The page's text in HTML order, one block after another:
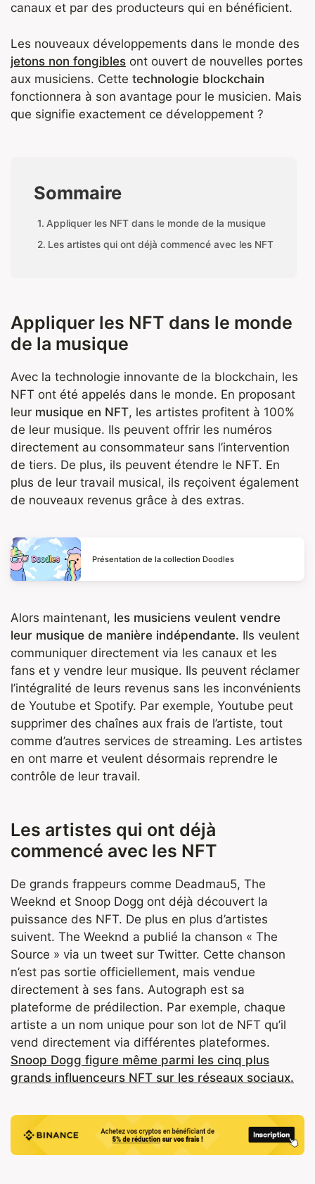
canaux et par des producteurs qui en bénéficient.
Les nouveaux développements dans le monde des
jetons non fongibles ont ouvert de nouvelles portes
aux musiciens. Cette technologie blockchain
fonctionnera à son avantage pour le musicien. Mais
que signifie exactement ce développement ?
Sommaire
Appliquer les NFT dans le monde de la musique
Les artistes qui ont déjà commencé avec les NFT
Appliquer les NFT dans le monde
de la musique
Avec la technologie innovante de la blockchain, les
NFT ont été appelés dans le monde. En proposant
leur musique en NFT, les artistes profitent à 100%
de leur musique. Ils peuvent offrir les numéros
directement au consommateur sans l’intervention
de tiers. De plus, ils peuvent étendre le NFT. En
plus de leur travail musical, ils reçoivent également
de nouveaux revenus grâce à des extras.
Présentation de la collection Doodles
Alors maintenant, les musiciens veulent vendre
leur musique de manière indépendante. Ils veulent
communiquer directement via les canaux et les
fans et y vendre leur musique. Ils peuvent réclamer
l’intégralité de leurs revenus sans les inconvénients
de Youtube et Spotify. Par exemple, Youtube peut
supprimer des chaînes aux frais de l’artiste, tout
comme d’autres services de streaming. Les artistes
en ont marre et veulent désormais reprendre le
contrôle de leur travail.
Les artistes qui ont déjà
commencé avec les NFT
De grands frappeurs comme Deadmau5, The
Weeknd et Snoop Dogg ont déjà découvert la
puissance des NFT. De plus en plus d’artistes
suivent. The Weeknd a publié la chanson « The
Source » via un tweet sur Twitter. Cette chanson
n’est pas sortie officiellement, mais vendue
directement à ses fans. Autograph est sa
plateforme de prédilection. Par exemple, chaque
artiste a un nom unique pour son lot de NFT qu’il
vend directement via différentes plateformes.
Snoop Dogg figure même parmi les cinq plus
grands influenceurs NFT sur les réseaux sociaux.